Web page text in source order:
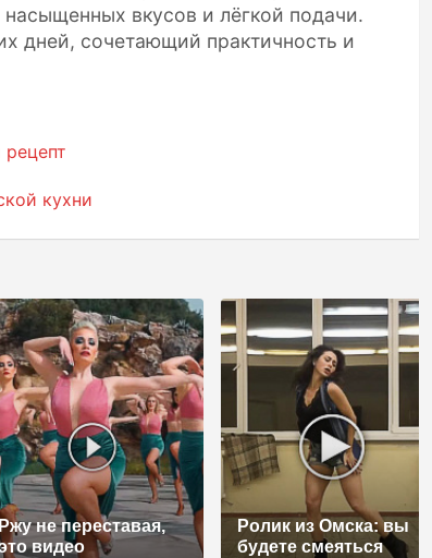
вкусов и лёгкой подачи.
дней, сочетающий практичность и
кухни
не переставая,
видео
Ролик из Омска: вы
будете смеяться